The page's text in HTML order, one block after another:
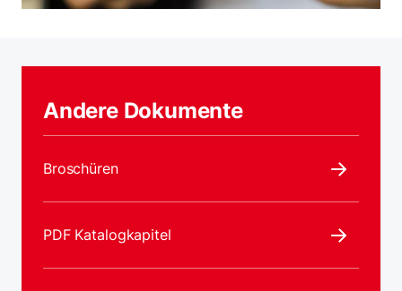
Andere Dokumente
Broschüren
PDF Katalogkapitel